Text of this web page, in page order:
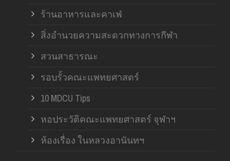
ร้านอาหารและคาเฟ่
สิ่งอำนวยความสะดวกทางการกีฬา
สวนสาธารณะ
รอบรั้วคณะแพทยศาสตร์
10 MDCU Tips
หอประวัติคณะแพทยศาสตร์ จุฬาฯ
ห้องเรื่อง ในหลวงอานันทฯ